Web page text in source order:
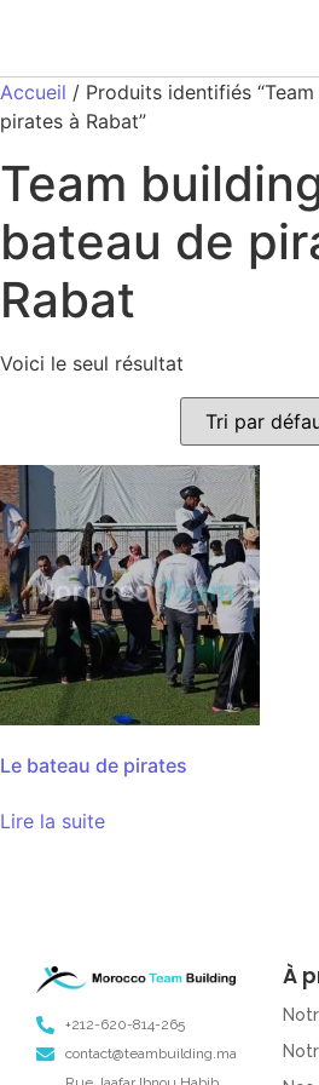
Accueil / Produits identifiés
pirates à Rabat”
Team
bateau de
Rabat
Voici le seul résultat
Le bateau de pirates
Lire la suite
+212-620-814-265
contact@teambuilding.ma
À